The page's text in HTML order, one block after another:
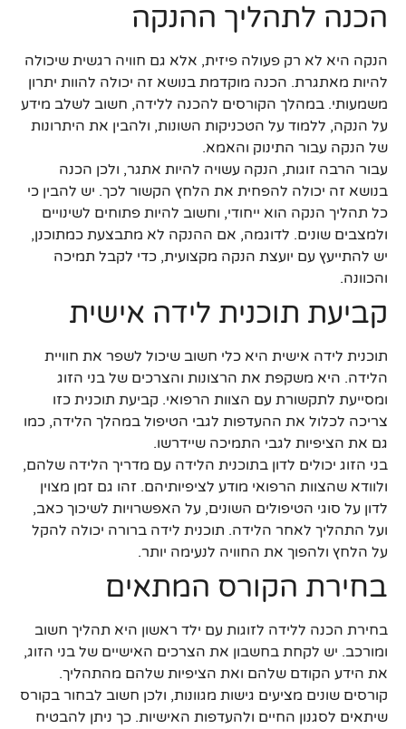
הכנה לתהליך ההנקה
הנקה היא לא רק פעולה פיזית, אלא גם חוויה רגשית שיכולה
להיות מאתגרת. הכנה מוקדמת בנושא זה יכולה להוות יתרון
משמעותי. במהלך הקורסים להכנה ללידה, חשוב לשלב מידע
על הנקה, ללמוד על הטכניקות השונות, ולהבין את היתרונות
של הנקה עבור התינוק והאמא.
עבור הרבה זוגות, הנקה עשויה להיות אתגר, ולכן הכנה
בנושא זה יכולה להפחית את הלחץ הקשור לכך. יש להבין כי
כל תהליך הנקה הוא ייחודי, וחשוב להיות פתוחים לשינויים
ולמצבים שונים. לדוגמה, אם ההנקה לא מתבצעת כמתוכנן,
יש להתייעץ עם יועצת הנקה מקצועית, כדי לקבל תמיכה
והכוונה.
קביעת תוכנית לידה אישית
תוכנית לידה אישית היא כלי חשוב שיכול לשפר את חוויית
הלידה. היא משקפת את הרצונות והצרכים של בני הזוג
ומסייעת לתקשורת עם הצוות הרפואי. קביעת תוכנית כזו
צריכה לכלול את ההעדפות לגבי הטיפול במהלך הלידה, כמו
גם את הציפיות לגבי התמיכה שיידרשו.
בני הזוג יכולים לדון בתוכנית הלידה עם מדריך הלידה שלהם,
ולוודא שהצוות הרפואי מודע לציפיותיהם. זהו גם זמן מצוין
לדון על סוגי הטיפולים השונים, על האפשרויות לשיכוך כאב,
ועל התהליך לאחר הלידה. תוכנית לידה ברורה יכולה להקל
על הלחץ ולהפוך את החוויה לנעימה יותר.
בחירת הקורס המתאים
בחירת הכנה ללידה לזוגות עם ילד ראשון היא תהליך חשוב
ומורכב. יש לקחת בחשבון את הצרכים האישיים של בני הזוג,
את הידע הקודם שלהם ואת הציפיות שלהם מהתהליך.
קורסים שונים מציעים גישות מגוונות, ולכן חשוב לבחור בקורס
שיתאים לסגנון החיים ולהעדפות האישיות. כך ניתן להבטיח